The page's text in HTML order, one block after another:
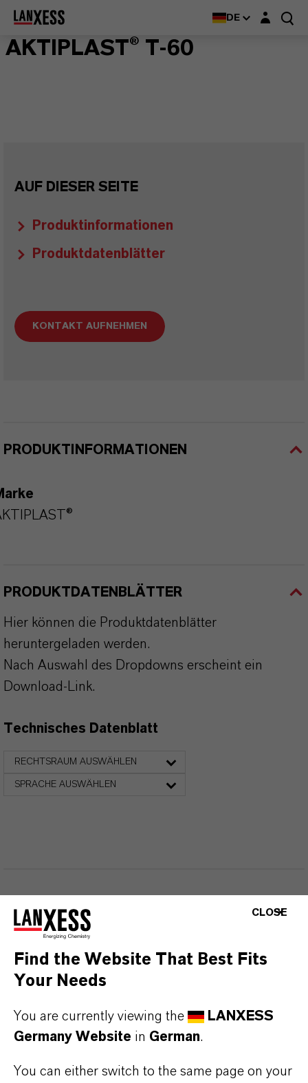
DE Login-Maske
AKTIPLAST® T-60
AUF DIESER SEITE
Produktinformationen
Produktdatenblätter
KONTAKT AUFNEHMEN
PRODUKTINFORMATIONEN
PRODUKTDATENBLÄTTER
Hier können die Produktdatenblätter
heruntergeladen werden.
Nach Auswahl des Dropdowns erscheint ein
Download-Link.
Technisches Datenblatt
RECHTSRAUM AUSWÄHLEN
SPRACHE AUSWÄHLEN
DARUMLANXESS!
Als führendes Spezialchemieunternehmen bieten
wir weit mehr als nur hochwertige Produkte: Wir
partnerschaftliches Denken. Im Mittelpunkt
unseres Handelns stehen jedoch Sie: unsere
CLOSE
Find the Website That Best Fits
Your Needs
You are currently viewing the
LANXESS
Germany Website in German.
You can either switch to the same page on your